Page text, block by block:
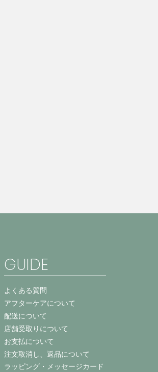
GUIDE
よくある質問
アフターケアについて
配送について
店舗受取りについて
お支払について
注文取消し、返品について
ラッピング・メッセージカード